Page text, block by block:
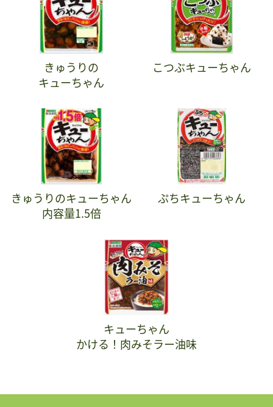
きゅうりの
キューちゃん
こつぶキューちゃん
きゅうりのキューちゃん
内容量1.5倍
ぷちキューちゃん
キューちゃん
かける！肉みそラー油味